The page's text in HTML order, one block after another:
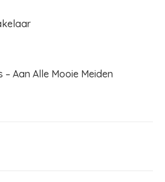
Aan Alle Mooie Meiden